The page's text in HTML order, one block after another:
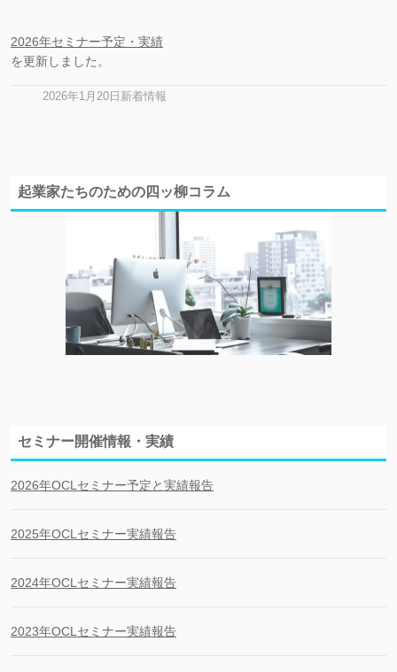
2026年セミナー予定・実績
を更新しました。
2026年1月20日新着情報
起業家たちのための四ッ柳コラム
セミナー開催情報・実績
2026年OCLセミナー予定と実績報告
2025年OCLセミナー実績報告
2024年OCLセミナー実績報告
2023年OCLセミナー実績報告